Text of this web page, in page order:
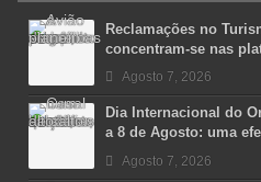
Reclamações no
concentram-se nas
Agosto 7, 2026
Dia Internacional do
a 8 de Agosto: uma
Agosto 7, 2026